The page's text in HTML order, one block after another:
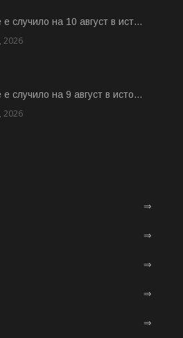
е случило на 10 август в ист...
2026
е случило на 9 август в исто...
2026
⇒
⇒
⇒
⇒
⇒